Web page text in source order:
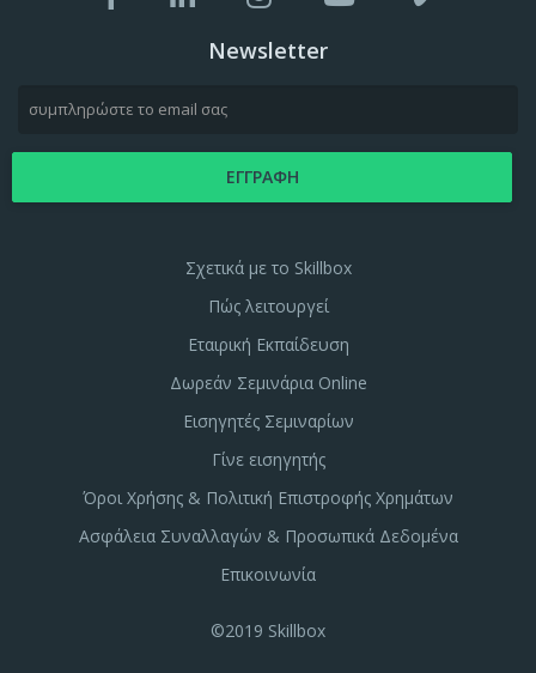
Newsletter
Σχετικά με το Skillbox
Πώς λειτουργεί
Εταιρική Εκπαίδευση
Δωρεάν Σεμινάρια Online
Εισηγητές Σεμιναρίων
Γίνε εισηγητής
Όροι Χρήσης & Πολιτική Επιστροφής Χρημάτων
Ασφάλεια Συναλλαγών & Προσωπικά Δεδομένα
Επικοινωνία
©2019 Skillbox